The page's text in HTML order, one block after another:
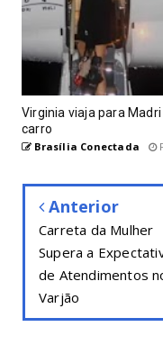
Virginia viaja para
carro
Brasília Conectada
Anterior
Carreta da Mulher
Supera a
de Atendimentos
Varjão